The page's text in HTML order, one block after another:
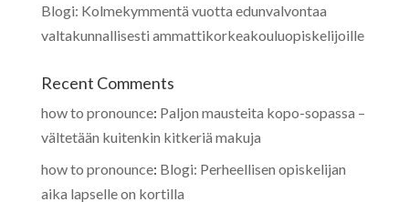
Blogi: Kolmekymmentä vuotta edunvalvontaa
valtakunnallisesti ammattikorkeakouluopiskelijoille
Recent Comments
how to pronounce: Paljon mausteita kopo-sopassa –
vältetään kuitenkin kitkeriä makuja
how to pronounce: Blogi: Perheellisen opiskelijan
aika lapselle on kortilla